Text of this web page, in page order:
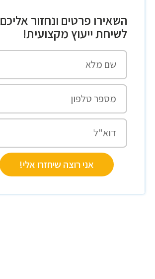
השאירו פרטים ונחזור אליכם
לשיחת ייעוץ מקצועית!
אני רוצה שיחזרו אלי!